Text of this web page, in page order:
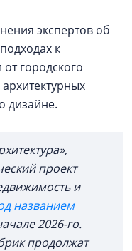
экспертов об
к
городского
дизайне.
проект
и
названием
2026-го.
продолжат